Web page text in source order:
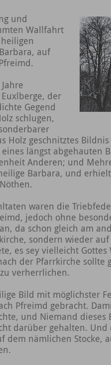
und
Wallfahrt
auf
der
Gegend
schlugen,
Holz geschnitztes
längst abgehauten
Anderen; und
Barbara, und
waren die
jedoch ohne
da schon gleich am
sondern wieder
es sey vielleicht
der Pfarrkirche sollte
verherrlichen.
Bild mit möglichster
Pfreimd gebracht.
und Niemand
darüber gehalten.
dem nämlichen Stocke,